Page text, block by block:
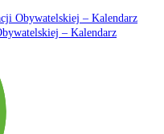
– Kalendarz